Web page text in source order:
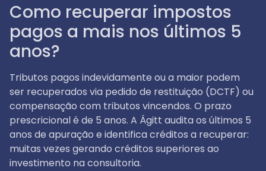
Como recuperar impostos
pagos a mais nos últimos 5
anos?
Tributos pagos indevidamente ou a maior podem
ser recuperados via pedido de restituição (DCTF) ou
compensação com tributos vincendos. O prazo
prescricional é de 5 anos. A Ágitt audita os últimos 5
anos de apuração e identifica créditos a recuperar:
muitas vezes gerando créditos superiores ao
investimento na consultoria.